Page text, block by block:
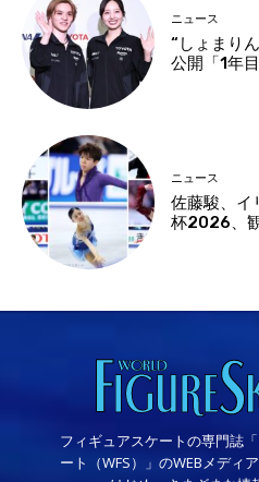
ニュース
“しょまり
公開「1年
ニュース
佐藤駿、イ
杯2026、
フィギュアスケートの専門誌
ート（WFS）」のWEBメディ